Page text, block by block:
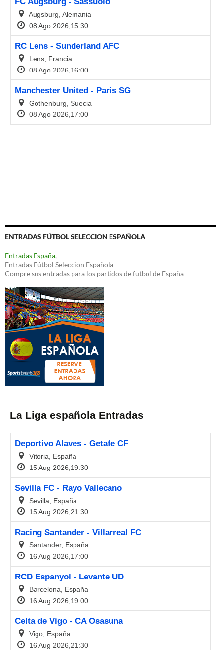
ENTRADAS FÚTBOL SELECCION ESPAÑOLA
Entradas España,
Entradas Fútbol Seleccion Española
Compre sus entradas para los partidos de futbol de España